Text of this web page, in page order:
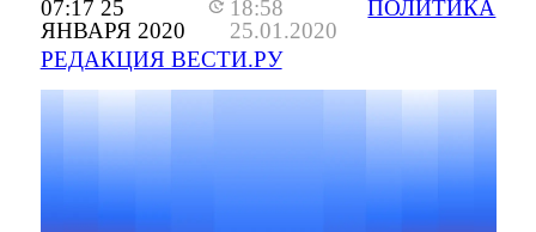
07:17 25
ЯНВАРЯ 2020
18:58
25.01.2020
РЕДАКЦИЯ ВЕСТИ.РУ
ПОЛИТИКА